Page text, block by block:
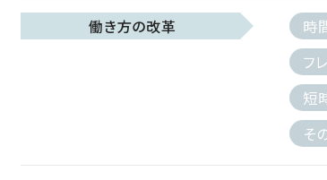
働き方の改革 時
フ
短
そ